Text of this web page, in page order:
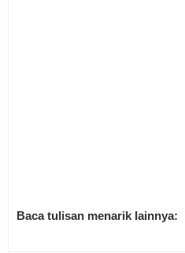
Baca tulisan menarik lainnya: